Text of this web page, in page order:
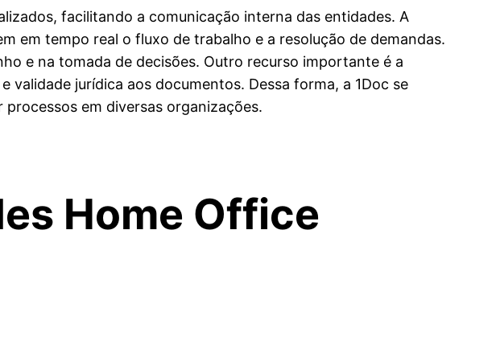
facilitando a comunicação interna das entidades. A
em tempo real o fluxo de trabalho e a resolução de demandas.
e na tomada de decisões. Outro recurso importante é a
validade jurídica aos documentos. Dessa forma, a 1Doc se
em diversas organizações.
Home Office